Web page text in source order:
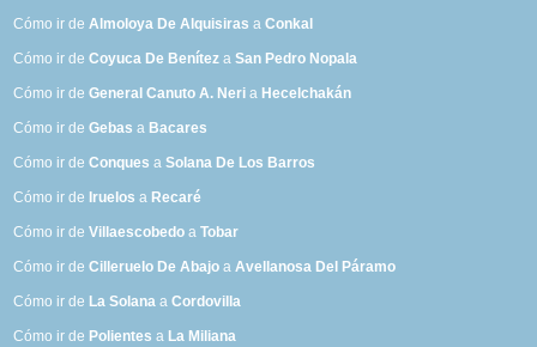
Cómo ir deAlmoloya De Alquisiras aConkal
Cómo ir deCoyuca De Benítez aSan Pedro Nopala
Cómo ir deGeneral Canuto A. Neri a Hecelchakán
Cómo ir deGebas a Bacares
Cómo ir deConques aSolana De Los Barros
Cómo ir de Iruelos a Recaré
Cómo ir deVillaescobedo aTobar
Cómo ir deCilleruelo De Abajo aAvellanosa Del Páramo
Cómo ir de La Solana aCordovilla
Cómo ir de Polientes a La Miliana